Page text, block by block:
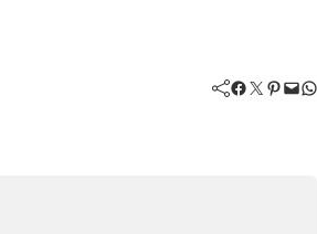
Facebook Twitter Pinterest Mail WhatsApp